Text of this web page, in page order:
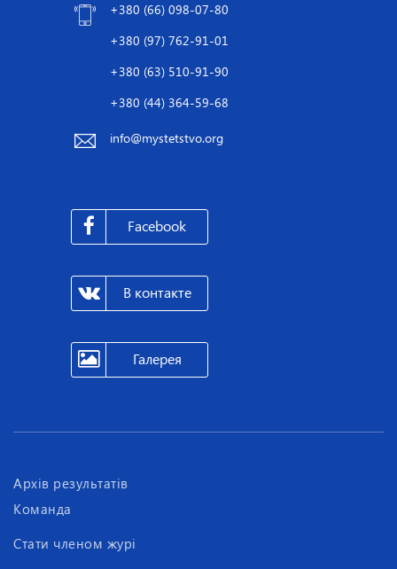
+380 (66) 098-07-80
+380 (97) 762-91-01
+380 (63) 510-91-90
+380 (44) 364-59-68
info@mystetstvo.org
Facebook
В контакте
Галерея
Архів результатів
Команда
Стати членом журі